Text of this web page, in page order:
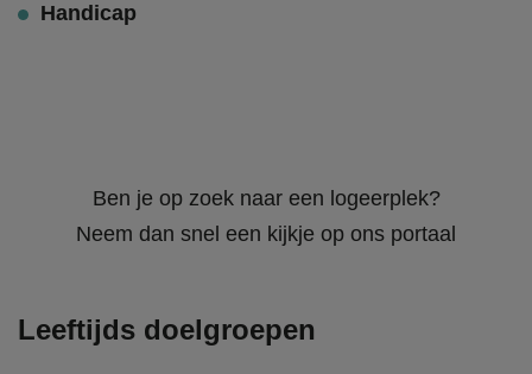
Handicap
Ben je op zoek naar een logeerplek?
Neem dan snel een kijkje op ons portaal
Leeftijds doelgroepen